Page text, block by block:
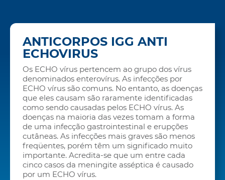
ANTICORPOS IGG ANTI
ECHOVIRUS
Os ECHO vírus pertencem ao grupo dos vírus
denominados enterovírus. As infecções por
ECHO vírus são comuns. No entanto, as doenças
que eles causam são raramente identificadas
como sendo causadas pelos ECHO vírus. As
doenças na maioria das vezes tomam a forma
de uma infecção gastrointestinal e erupções
cutâneas. As infecções mais graves são menos
freqüentes, porém têm um significado muito
importante. Acredita-se que um entre cada
cinco casos da meningite asséptica é causado
por um ECHO vírus.